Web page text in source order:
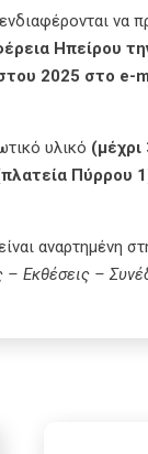
να
Ηπείρου
2025 στο e-
υλικό (μέχρι
Πύρρου
αναρτημένη
Εκθέσεις –